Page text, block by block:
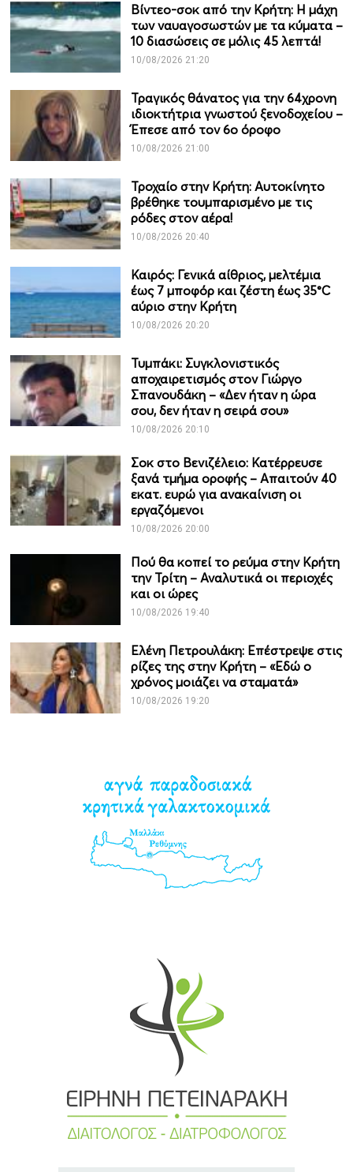
Βίντεο-σοκ από την Κρήτη: Η μάχη
των ναυαγοσωστών με τα κύματα –
10 διασώσεις σε μόλις 45 λεπτά!
10/08/2026 21:20
Τραγικός θάνατος για την 64χρονη
ιδιοκτήτρια γνωστού ξενοδοχείου –
Έπεσε από τον 6ο όροφο
10/08/2026 21:00
Τροχαίο στην Κρήτη: Αυτοκίνητο
βρέθηκε τουμπαρισμένο με τις
ρόδες στον αέρα!
10/08/2026 20:40
Καιρός: Γενικά αίθριος, μελτέμια
έως 7 μποφόρ και ζέστη έως 35°C
αύριο στην Κρήτη
10/08/2026 20:20
Τυμπάκι: Συγκλονιστικός
αποχαιρετισμός στον Γιώργο
Σπανουδάκη – «Δεν ήταν η ώρα
σου, δεν ήταν η σειρά σου»
10/08/2026 20:10
Σοκ στο Βενιζέλειο: Κατέρρευσε
ξανά τμήμα οροφής – Απαιτούν 40
εκατ. ευρώ για ανακαίνιση οι
εργαζόμενοι
10/08/2026 20:00
Πού θα κοπεί το ρεύμα στην Κρήτη
την Τρίτη – Αναλυτικά οι περιοχές
και οι ώρες
10/08/2026 19:40
Ελένη Πετρουλάκη: Επέστρεψε στις
ρίζες της στην Κρήτη – «Εδώ ο
χρόνος μοιάζει να σταματά»
10/08/2026 19:20